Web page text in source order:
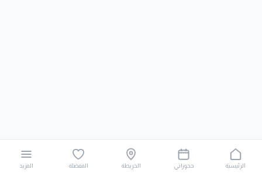
الرئيسية حجوزاتي الخريطة المفضلة المزيد